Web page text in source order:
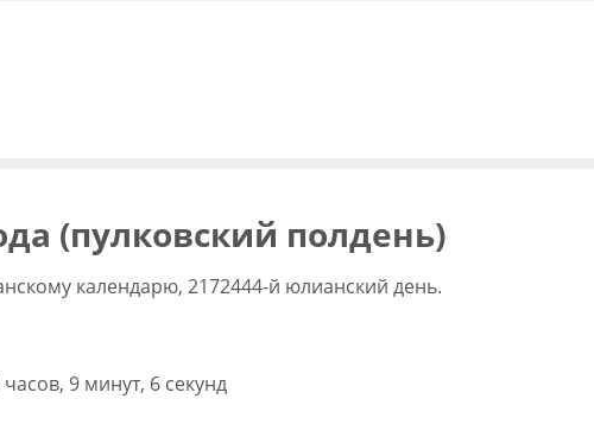
(пулковский полдень)
календарю, 2172444-й юлианский день.
9 минут, 6 секунд